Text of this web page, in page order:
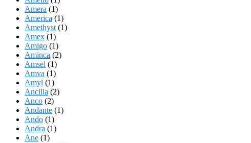
Amera (1)
America (1)
Amethyst (1)
Amex (1)
Amigo (1)
Aminca (2)
Amsel (1)
Amva (1)
Amyl (1)
Ancilla (2)
Anco (2)
Andante (1)
Ando (1)
Andra (1)
Ane (1)